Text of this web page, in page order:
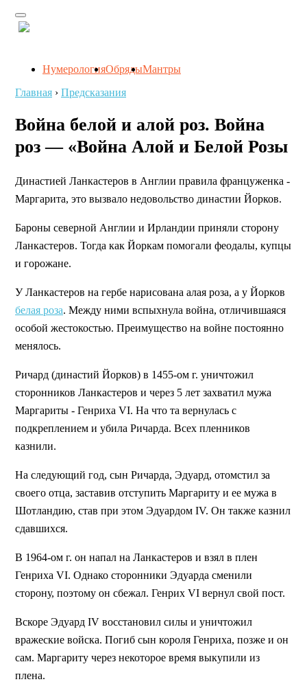
НумерологияОбрядыМантры
Главная › Предсказания
Война белой и алой роз. Война
роз — «Война Алой и Белой Розы
Династией Ланкастеров в Англии правила француженка -
Маргарита, это вызвало недовольство династии Йорков.
Бароны северной Англии и Ирландии приняли сторону
Ланкастеров. Тогда как Йоркам помогали феодалы, купцы
и горожане.
У Ланкастеров на гербе нарисована алая роза, а у Йорков
белая роза. Между ними вспыхнула война, отличившаяся
особой жестокостью. Преимущество на войне постоянно
менялось.
Ричард (династий Йорков) в 1455-ом г. уничтожил
сторонников Ланкастеров и через 5 лет захватил мужа
Маргариты - Генриха VI. На что та вернулась с
подкреплением и убила Ричарда. Всех пленников
казнили.
На следующий год, сын Ричарда, Эдуард, отомстил за
своего отца, заставив отступить Маргариту и ее мужа в
Шотландию, став при этом Эдуардом IV. Он также казнил
сдавшихся.
В 1964-ом г. он напал на Ланкастеров и взял в плен
Генриха VI. Однако сторонники Эдуарда сменили
сторону, поэтому он сбежал. Генрих VI вернул свой пост.
Вскоре Эдуард IV восстановил силы и уничтожил
вражеские войска. Погиб сын короля Генриха, позже и он
сам. Маргариту через некоторое время выкупили из
плена.